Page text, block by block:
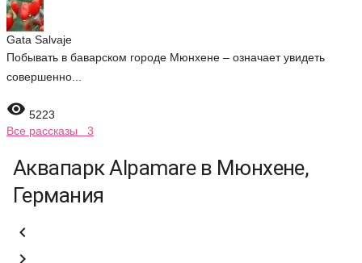
Gata Salvaje
Побывать в баварском городе Мюнхене – означает увидеть
совершенно...
 5223
Все рассказы 3
Аквапарк Alpamare в Мюнхене,
Германия

